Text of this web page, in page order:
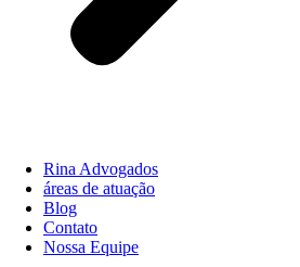
Rina Advogados
áreas de atuação
Blog
Contato
Nossa Equipe